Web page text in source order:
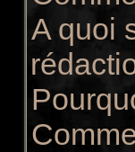
A quoi